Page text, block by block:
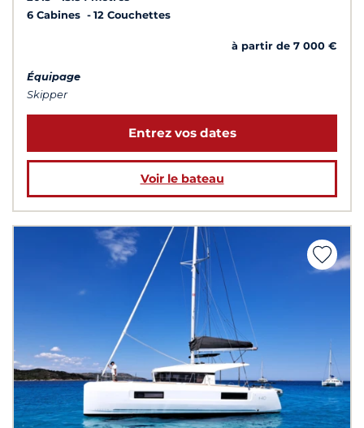
6 Cabines
12 Couchettes
à partir de 7 000 €
Équipage
Skipper
Entrez vos dates
Voir le bateau